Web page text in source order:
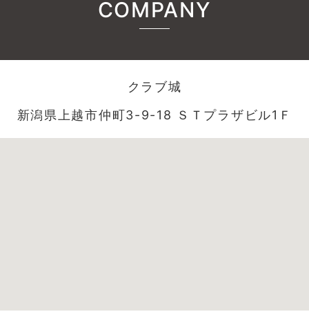
COMPANY
クラブ城
新潟県上越市仲町3-9-18 ＳＴプラザビル1Ｆ